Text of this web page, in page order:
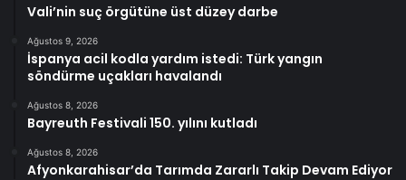
Vali’nin suç örgütüne üst düzey darbe
Ağustos 9, 2026
İspanya acil kodla yardım istedi: Türk yangın
söndürme uçakları havalandı
Ağustos 8, 2026
Bayreuth Festivali 150. yılını kutladı
Ağustos 8, 2026
Afyonkarahisar’da Tarımda Zararlı Takip Devam Ediyor